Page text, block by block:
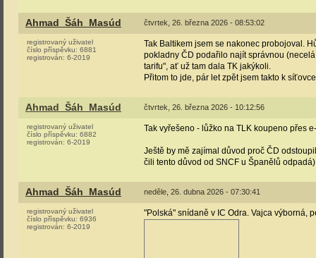
Ahmad_Šáh_Masúd čtvrtek, 26. března 2026 - 08:53:02
registrovaný uživatel
číslo příspěvku: 6881
registrován: 6-2019
Tak Baltikem jsem se nakonec probojoval.
pokladny ČD podařilo najít správnou
tarifu", ať už tam dala TK jakýkoli.
Přitom to jde, pár let zpět jsem takto k
Ahmad_Šáh_Masúd čtvrtek, 26. března 2026 - 10:12:56
registrovaný uživatel
číslo příspěvku: 6882
registrován: 6-2019
Tak vyřešeno - lůžko na TLK koupeno přes
Ještě by mě zajímal důvod proč ČD
čili tento důvod od SNCF u Španělů
Ahmad_Šáh_Masúd neděle, 26. dubna 2026 - 07:30:41
registrovaný uživatel
číslo příspěvku: 6936
registrován: 6-2019
"Polská" snídaně v IC Odra. Vajca výborná,